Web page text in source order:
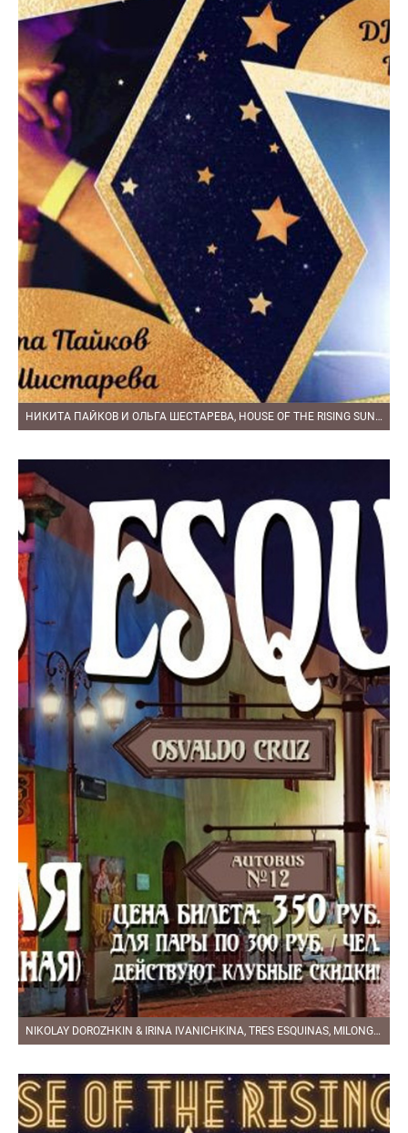
НИКИТА ПАЙКОВ И ОЛЬГА ШЕСТАРЕВА, HOUSE OF THE RISING SUN, MILONGA NOCHE DE LUNA
NIKOLAY DOROZHKIN & IRINA IVANICHKINA, TRES ESQUINAS, MILONGA IN PLANETANGO